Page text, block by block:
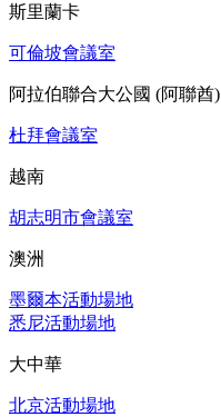
斯里蘭卡
可倫坡會議室
阿拉伯聯合大公國 (阿聯酋)
杜拜會議室
越南
胡志明市會議室
澳洲
墨爾本活動場地
悉尼活動場地
大中華
北京活動場地